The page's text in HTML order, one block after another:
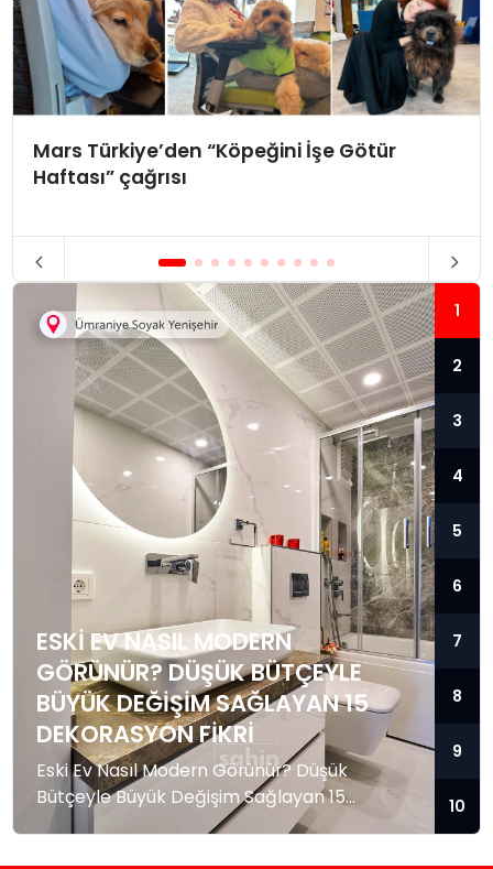
Mars Türkiye’den “Köpeğini İşe Götür
Haftası” çağrısı
ESKI EV NASIL MODERN
GÖRÜNÜR? DÜŞÜK BÜTÇEYLE
BÜYÜK DEĞIŞIM SAĞLAYAN 15
DEKORASYON FIKRI
Eski Ev Nasıl Modern Görünür? Düşük
Bütçeyle Büyük Değişim Sağlayan 15
Dekorasyon Fikri Eski bir evde oturuyor
1
2
3
4
5
6
7
8
9
10